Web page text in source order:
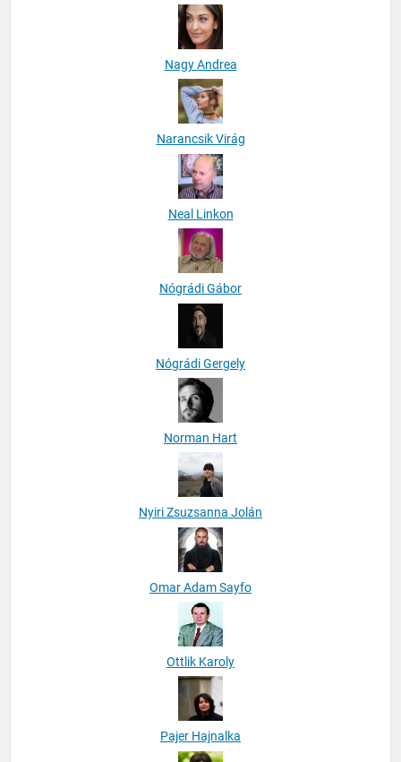
Nagy Andrea
Narancsik Virág
Neal Linkon
Nógrádi Gábor
Nógrádi Gergely
Norman Hart
Nyiri Zsuzsanna Jolán
Omar Adam Sayfo
Ottlik Karoly
Pajer Hajnalka